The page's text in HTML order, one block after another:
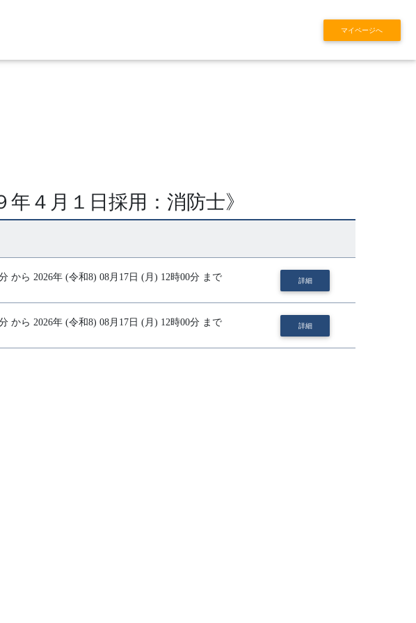
マイページへ
４月１日採用：消防士》
から 2026年 (令和8) 08月17日 (月) 12時00分 まで 詳細
から 2026年 (令和8) 08月17日 (月) 12時00分 まで 詳細